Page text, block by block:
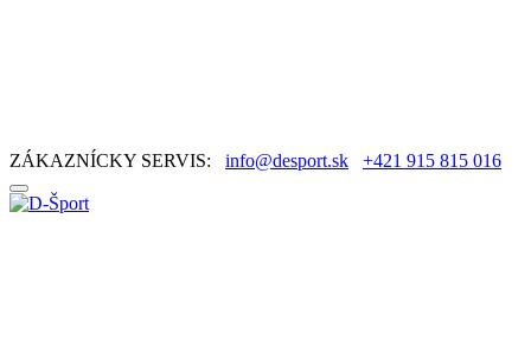
ZÁKAZNÍCKY SERVIS: info@desport.sk +421 915 815 016